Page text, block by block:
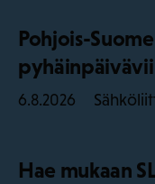
Pohjois-
6.8.2026
Hae mukaan